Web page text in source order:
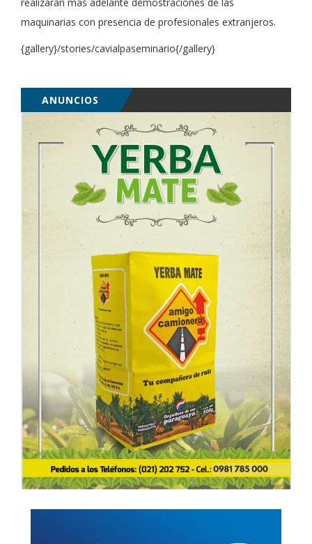
realizarán más adelante demostraciones de las
maquinarias con presencia de profesionales extranjeros.
{gallery}/stories/cavialpaseminario{/gallery}
ANUNCIOS